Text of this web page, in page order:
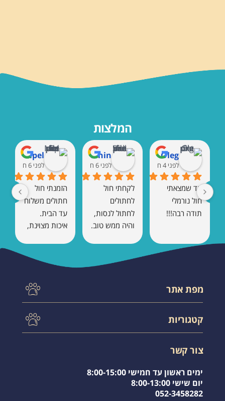
המלצות
Oleg
לפני 4 חודשים
תודה רבה!!!
Shaul Vaknin
לפני 6 חודשים
לקחתי חול
Marat Rempel
לפני 6 חודשים
חתולים משלוח
מפת אתר
תקנון אתר
צור קשר
משלוחים
שאלות תשובות
מועדפים
קטגוריות
אקססוריס לחתול
חול לחתולים
צור קשר
ימים ראשון עד חמישי 8:00-15:00
יום שישי 8:00-13:00
052-3458282